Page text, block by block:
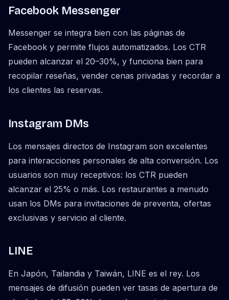
Facebook Messenger
Messenger se integra bien con las páginas de
Facebook y permite flujos automatizados. Los CTR
pueden alcanzar el 20–30%, y funciona bien para
recopilar reseñas, vender cenas privadas y recordar a
los clientes las reservas.
Instagram DMs
Los mensajes directos de Instagram son excelentes
para interacciones personales de alta conversión. Los
usuarios son muy receptivos: los CTR pueden
alcanzar el 25% o más. Los restaurantes a menudo
usan los DMs para invitaciones de preventa, ofertas
exclusivas y servicio al cliente.
LINE
En Japón, Tailandia y Taiwán, LINE es el rey. Los
mensajes de difusión pueden ver tasas de apertura de